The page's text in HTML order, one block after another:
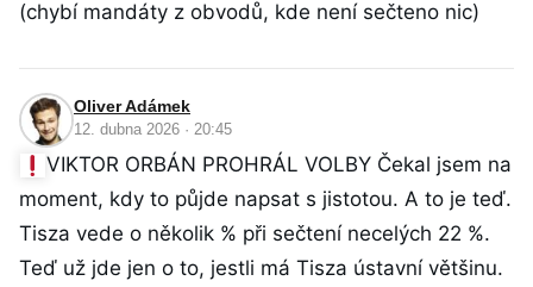
(chybí mandáty z obvodů, kde není sečteno nic)
Oliver Adámek
12. dubna 2026 · 20:45
VIKTOR ORBÁN PROHRÁL VOLBY Čekal jsem na
moment, kdy to půjde napsat s jistotou. A to je teď.
Tisza vede o několik % při sečtení necelých 22 %.
Teď už jde jen o to, jestli má Tisza ústavní většinu.